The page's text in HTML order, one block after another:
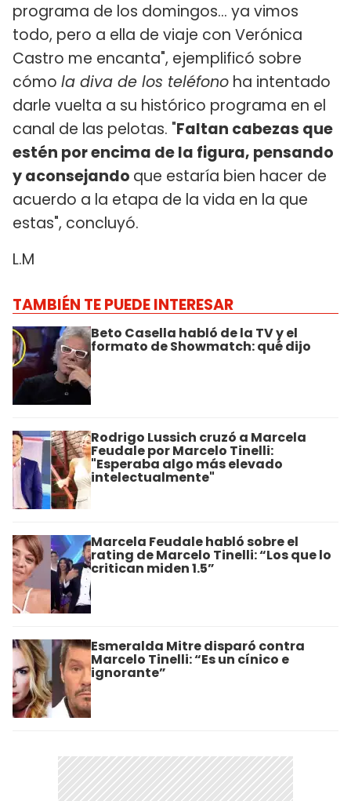
programa de los domingos... ya vimos
todo, pero a ella de viaje con Verónica
Castro me encanta", ejemplificó sobre
cómo la diva de los teléfono ha intentado
darle vuelta a su histórico programa en el
canal de las pelotas. "Faltan cabezas que
estén por encima de la figura, pensando
y aconsejando que estaría bien hacer de
acuerdo a la etapa de la vida en la que
estas", concluyó.
L.M
TAMBIÉN TE PUEDE INTERESAR
Beto Casella habló de la TV y el
formato de Showmatch: qué dijo
Rodrigo Lussich cruzó a Marcela
Feudale por Marcelo Tinelli:
"Esperaba algo más elevado
intelectualmente"
Marcela Feudale habló sobre el
rating de Marcelo Tinelli: “Los que lo
critican miden 1.5”
Esmeralda Mitre disparó contra
Marcelo Tinelli: “Es un cínico e
ignorante”